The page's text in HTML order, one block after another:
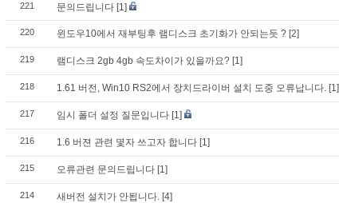
221 문의드립니다 [1]
220 윈도우10에서 재부팅후 램디스크 초기화가 안되는듯 ? [2]
219 램디스크 2gb 4gb 속도차이가 있을까요? [1]
218 1.61 버전, Win10 RS2에서 장치드라이버 설치 도중 오류납니다. [1]
217 임시 폴더 설정 질문입니다 [1]
216 1.6 버젼 관련 몇자 쓰고자 합니다 [1]
215 오류관련 문의드립니다 [1]
214 새버전 설치가 안됩니다. [4]